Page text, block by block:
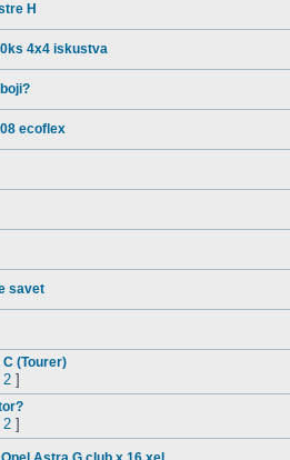
H
4x4 iskustva
ecoflex
savet
(Tourer)
2 ]
2 ]